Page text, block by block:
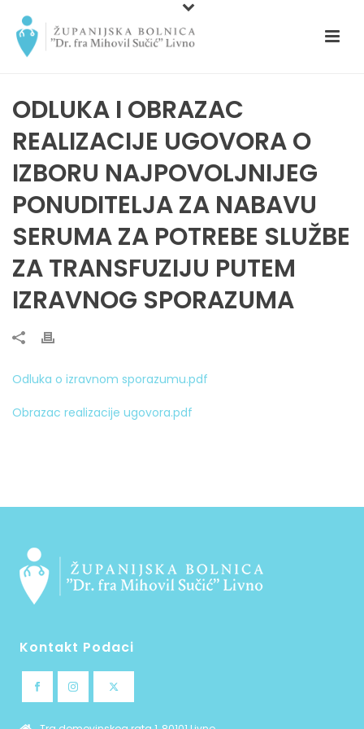
ODLUKA I OBRAZAC
REALIZACIJE UGOVORA O
IZBORU NAJPOVOLJNIJEG
PONUDITELJA ZA NABAVU
SERUMA ZA POTREBE SLUŽBE
ZA TRANSFUZIJU PUTEM
IZRAVNOG SPORAZUMA
Odluka o izravnom sporazumu.pdf
Obrazac realizacije ugovora.pdf
Kontakt Podaci